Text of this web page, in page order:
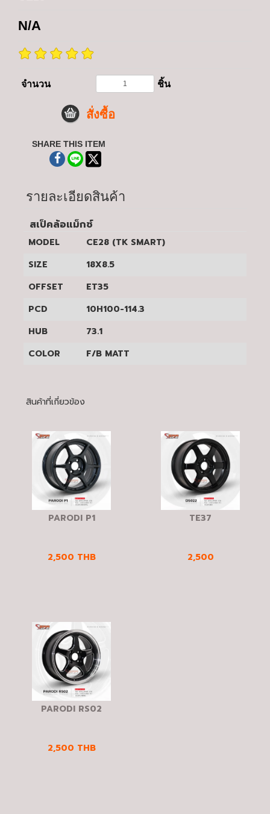
N/A
จำนวน ชิ้น
สั่งซื้อ
SHARE THIS ITEM
รายละเอียดสินค้า
สเป็คล้อแม็กซ์
MODEL
CE28 (TK SMART)
SIZE
18X8.5
OFFSET
ET35
PCD
10H100-114.3
HUB
73.1
COLOR
F/B MATT
สินค้าที่เกี่ยวข้อง
PARODI P1
2,500 THB
TE37
2,500
PARODI RS02
2,500 THB